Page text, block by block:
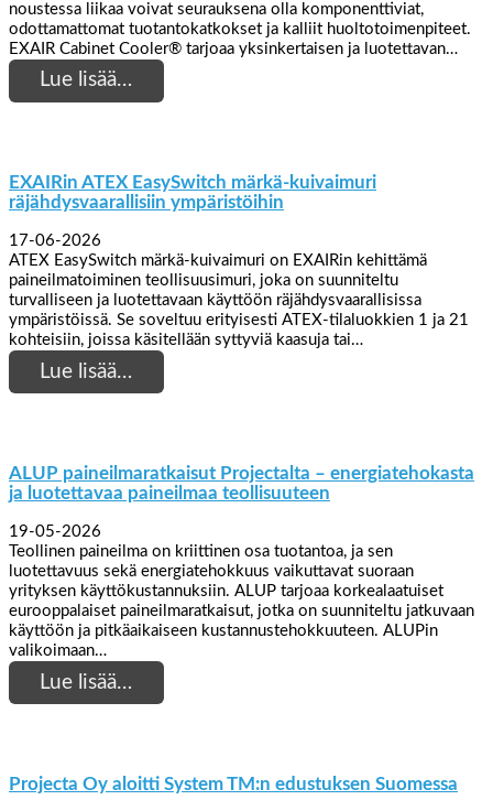
noustessa liikaa voivat seurauksena olla komponenttiviat,
odottamattomat tuotantokatkokset ja kalliit huoltotoimenpiteet.
EXAIR Cabinet Cooler® tarjoaa yksinkertaisen ja luotettavan…
Lue lisää…
EXAIRin ATEX EasySwitch märkä-kuivaimuri
räjähdysvaarallisiin ympäristöihin
17-06-2026
ATEX EasySwitch märkä-kuivaimuri on EXAIRin kehittämä
paineilmatoiminen teollisuusimuri, joka on suunniteltu
turvalliseen ja luotettavaan käyttöön räjähdysvaarallisissa
ympäristöissä. Se soveltuu erityisesti ATEX-tilaluokkien 1 ja 21
kohteisiin, joissa käsitellään syttyviä kaasuja tai…
Lue lisää…
ALUP paineilmaratkaisut Projectalta – energiatehokasta
ja luotettavaa paineilmaa teollisuuteen
19-05-2026
Teollinen paineilma on kriittinen osa tuotantoa, ja sen
luotettavuus sekä energiatehokkuus vaikuttavat suoraan
yrityksen käyttökustannuksiin. ALUP tarjoaa korkealaatuiset
eurooppalaiset paineilmaratkaisut, jotka on suunniteltu jatkuvaan
käyttöön ja pitkäaikaiseen kustannustehokkuuteen. ALUPin
valikoimaan…
Lue lisää…
Projecta Oy aloitti System TM:n edustuksen Suomessa